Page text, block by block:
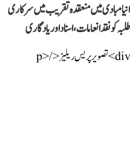
میں منعقدہ تقریب میں سرکاری
سے زائد نمایاں طلبہ کو نقد انعامات، اسناد اور یادگاری